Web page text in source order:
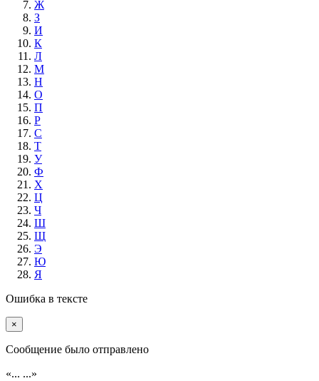
Ж
З
И
К
Л
М
Н
О
П
Р
С
Т
У
Ф
Х
Ц
Ч
Ш
Щ
Э
Ю
Я
Ошибка в тексте
×
Cообщение было отправлено
«... ...»